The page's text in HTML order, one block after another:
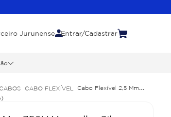
Jurunense Entrar/Cadastrar
CABO FLEXÍVEL
Cabo Flexível 2,5 Mm